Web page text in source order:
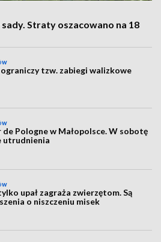
Straty oszacowano na 18
ograniczy tzw. zabiegi walizkowe
de Pologne w Małopolsce. W sobotę
utrudnienia
upał zagraża zwierzętom. Są
o niszczeniu misek